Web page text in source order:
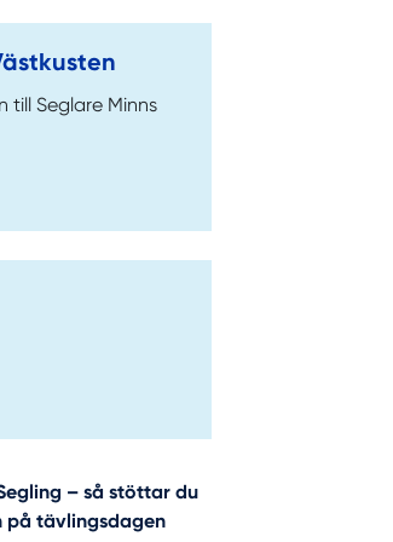
till Seglare Minns
– så stöttar du
på tävlingsdagen